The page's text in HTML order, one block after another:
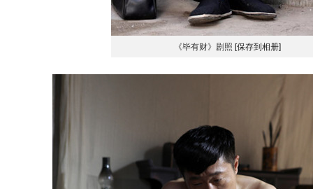
《毕有财》剧照 [保存到相册]